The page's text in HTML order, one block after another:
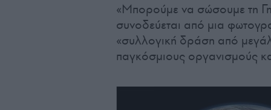
«Μπορούμε να σώσουμε τη
συνοδεύεται από μια
«συλλογική δράση από
παγκόσμιους οργανισμούς